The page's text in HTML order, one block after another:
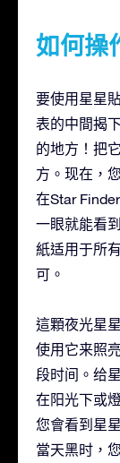
如何操
要使用星星
表的中間揭
的地方！把
方。现在，
在Star
一眼就能看
紙适用于所
可。
這顆夜光星
使用它来照
段时间。给
在阳光下或
您會看到星
當天黑时，